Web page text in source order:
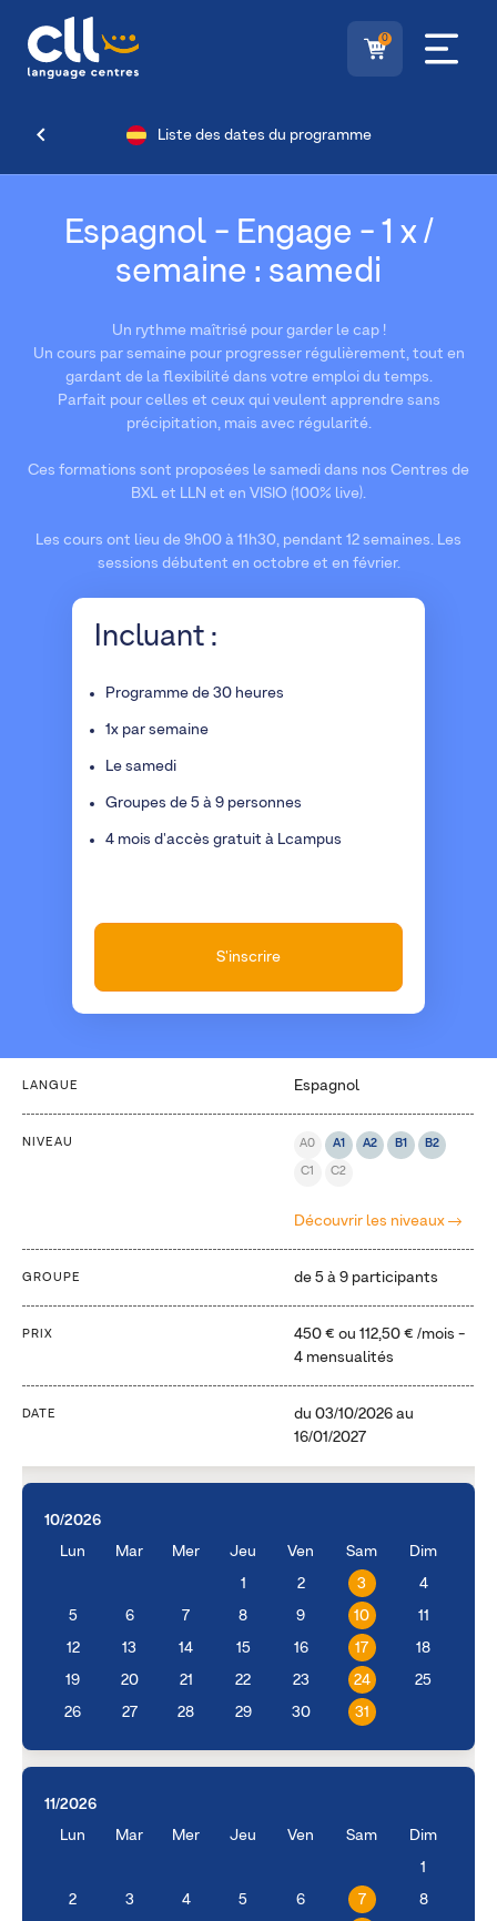
0
Liste des dates du programme
Espagnol - Engage - 1 x /
semaine : samedi
Un rythme maîtrisé pour garder le cap !
Un cours par semaine pour progresser régulièrement, tout en
gardant de la flexibilité dans votre emploi du temps.
Parfait pour celles et ceux qui veulent apprendre sans
précipitation, mais avec régularité.
Ces formations sont proposées le samedi dans nos Centres de
BXL et LLN et en VISIO (100% live).
Les cours ont lieu de 9h00 à 11h30, pendant 12 semaines. Les
sessions débutent en octobre et en février.
Incluant :
Programme de 30 heures
1x par semaine
Le samedi
Groupes de 5 à 9 personnes
4 mois d'accès gratuit à Lcampus
S'inscrire
LANGUE Espagnol
NIVEAU A0 A1 A2 B1 B2
C1 C2
Découvrir les niveaux
GROUPE de 5 à 9 participants
PRIX 450 € ou 112,50 € /mois -
4 mensualités
DATE du 03/10/2026au
16/01/2027
10/2026
Lun
Mar Mer Jeu Ven Sam Dim
1 2 3 4
5 6 7 8 9 10 11
12 13 14 15 16 17 18
19 20 21 22 23 24 25
26 27 28 29 30 31
11/2026
Lun
Mar Mer Jeu Ven Sam Dim
1
2 3 4 5 6 7 8